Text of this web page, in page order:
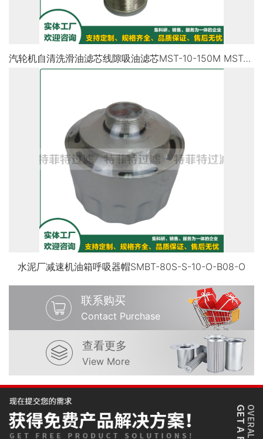
汽轮机自清洗滑油滤芯线隙吸油滤芯MST-10-150M MST-12-150M
水泥厂减速机油箱呼吸器帽SMBT-80S-S-10-O-B08-O
联系购买
Contact Purchase
查看更多
View More